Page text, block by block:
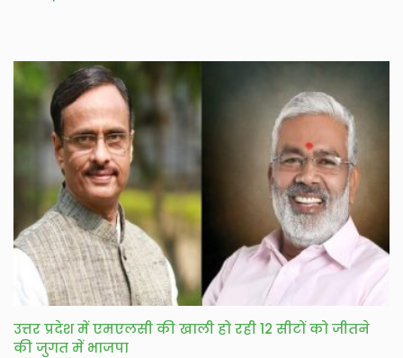
उत्तर प्रदेश में एमएलसी की खाली हो रही 12 सीटों को जीतने
की जुगत में भाजपा